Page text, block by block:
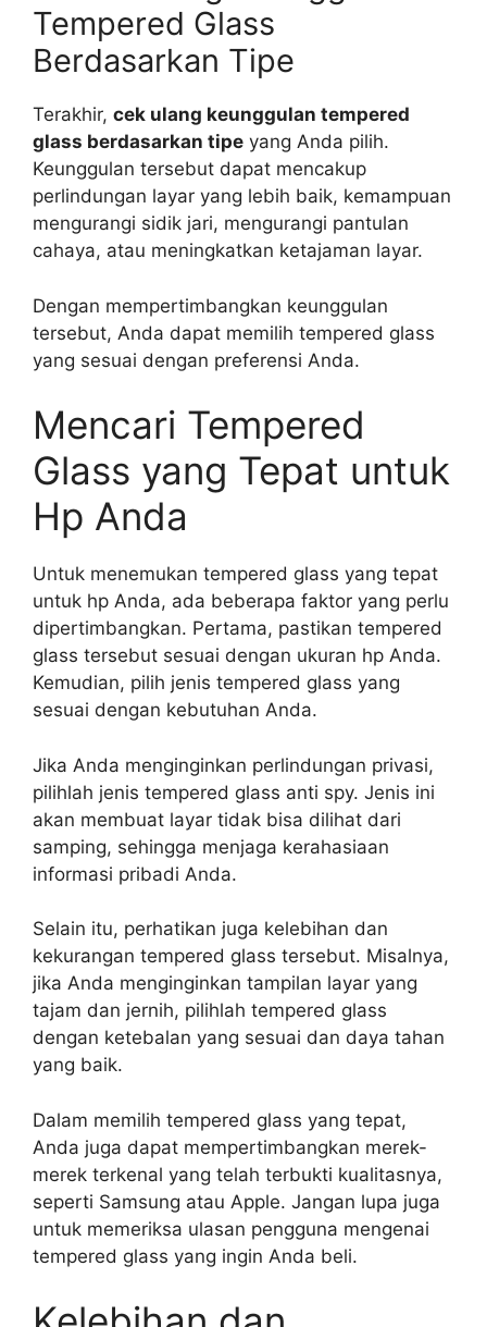
Tempered Glass
Berdasarkan Tipe
Terakhir, cek ulang keunggulan tempered
glass berdasarkan tipe yang Anda pilih.
Keunggulan tersebut dapat mencakup
perlindungan layar yang lebih baik, kemampuan
mengurangi sidik jari, mengurangi pantulan
cahaya, atau meningkatkan ketajaman layar.
Dengan mempertimbangkan keunggulan
tersebut, Anda dapat memilih tempered glass
yang sesuai dengan preferensi Anda.
Mencari Tempered
Glass yang Tepat untuk
Hp Anda
Untuk menemukan tempered glass yang tepat
untuk hp Anda, ada beberapa faktor yang perlu
dipertimbangkan. Pertama, pastikan tempered
glass tersebut sesuai dengan ukuran hp Anda.
Kemudian, pilih jenis tempered glass yang
sesuai dengan kebutuhan Anda.
Jika Anda menginginkan perlindungan privasi,
pilihlah jenis tempered glass anti spy. Jenis ini
akan membuat layar tidak bisa dilihat dari
samping, sehingga menjaga kerahasiaan
informasi pribadi Anda.
Selain itu, perhatikan juga kelebihan dan
kekurangan tempered glass tersebut. Misalnya,
jika Anda menginginkan tampilan layar yang
tajam dan jernih, pilihlah tempered glass
dengan ketebalan yang sesuai dan daya tahan
yang baik.
Dalam memilih tempered glass yang tepat,
Anda juga dapat mempertimbangkan merek-
merek terkenal yang telah terbukti kualitasnya,
seperti Samsung atau Apple. Jangan lupa juga
untuk memeriksa ulasan pengguna mengenai
tempered glass yang ingin Anda beli.